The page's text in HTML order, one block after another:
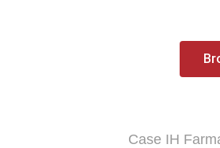
Case IH